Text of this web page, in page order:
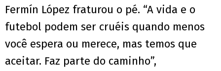
Fermín López fraturou o pé. “A vida e o
futebol podem ser cruéis quando menos
você espera ou merece, mas temos que
aceitar. Faz parte do caminho”,